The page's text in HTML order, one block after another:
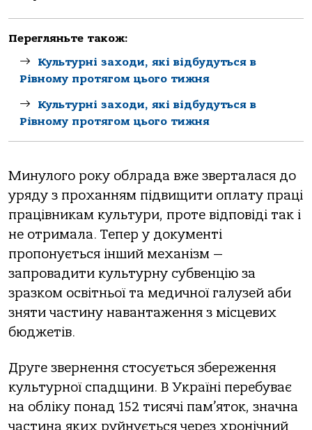
Перегляньте також:
Культурні заходи, які відбудуться в
Рівному протягом цього тижня
Культурні заходи, які відбудуться в
Рівному протягом цього тижня
Минулого року облрада вже зверталася до
уряду з проханням підвищити оплату праці
працівникам культури, проте відповіді так і
не отримала. Тепер у документі
пропонується інший механізм —
запровадити культурну субвенцію за
зразком освітньої та медичної галузей аби
зняти частину навантаження з місцевих
бюджетів.
Друге звернення стосується збереження
культурної спадщини. В Україні перебуває
на обліку понад 152 тисячі пам’яток, значна
частина яких руйнується через хронічний